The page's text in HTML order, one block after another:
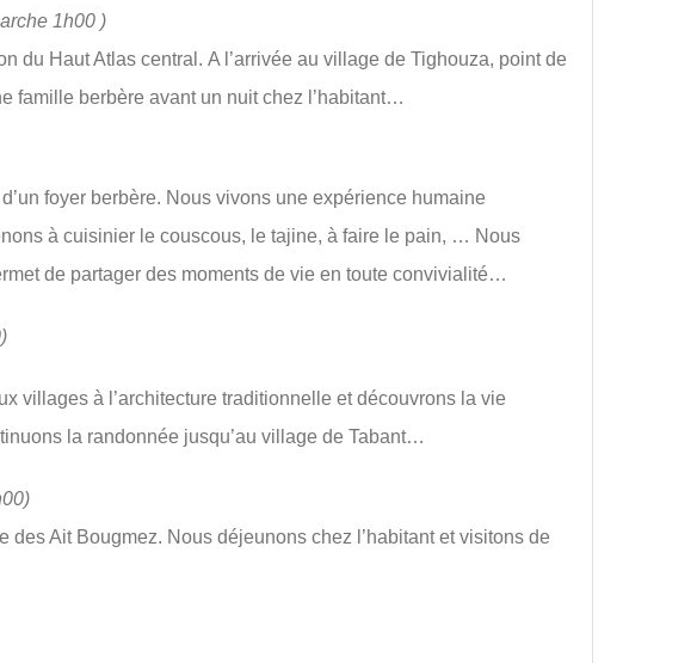
1h00 )
du Haut Atlas central. A l’arrivée au village de Tighouza, point de
famille berbère avant un nuit chez l’habitant…
foyer berbère. Nous vivons une expérience humaine
à cuisinier le couscous, le tajine, à faire le pain, … Nous
de partager des moments de vie en toute convivialité…
villages à l’architecture traditionnelle et découvrons la vie
la randonnée jusqu’au village de Tabant…
Ait Bougmez. Nous déjeunons chez l’habitant et visitons de